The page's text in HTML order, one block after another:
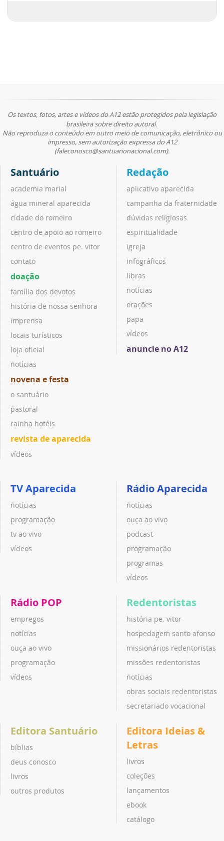
Os textos, fotos, artes e vídeos do A12 estão protegidos pela legislação
brasileira sobre direito autoral.
Não reproduza o conteúdo em outro meio de comunicação, eletrônico ou
impresso, sem autorização expressa do A12
(faleconosco@santuarionacional.com).
Santuário
academia marial
água mineral aparecida
cidade do romeiro
centro de apoio ao romeiro
centro de eventos pe. vitor
contato
doação
família dos devotos
história de nossa senhora
imprensa
locais turísticos
loja oficial
notícias
novena e festa
o santuário
pastoral
rainha hotéis
revista de aparecida
vídeos
Redação
aplicativo aparecida
campanha da fraternidade
dúvidas religiosas
espiritualidade
igreja
infográficos
libras
notícias
orações
papa
vídeos
anuncie no A12
TV Aparecida
notícias
programação
tv ao vivo
vídeos
Rádio Aparecida
notícias
ouça ao vivo
podcast
programação
programas
vídeos
Rádio POP
empregos
notícias
ouça ao vivo
programação
vídeos
Redentoristas
história pe. vitor
hospedagem santo afonso
missionários redentoristas
missões redentoristas
notícias
obras sociais redentoristas
secretariado vocacional
Editora Santuário
bíblias
deus conosco
livros
outros produtos
Editora Ideias &
Letras
livros
coleções
lançamentos
ebook
catálogo